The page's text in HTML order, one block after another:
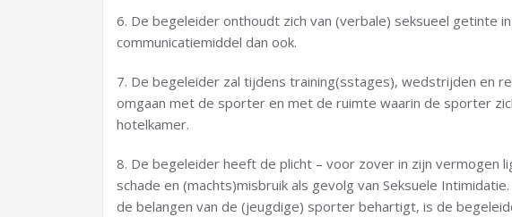
6. De begeleider onthoudt zich van (verbale) seksueel getinte
communicatiemiddel dan ook.
7. De begeleider zal tijdens training(sstages), wedstrijden en
omgaan met de sporter en met de ruimte waarin de sporter
hotelkamer.
8. De begeleider heeft de plicht – voor zover in zijn vermogen
schade en (machts)misbruik als gevolg van Seksuele
de belangen van de (jeugdige) sporter behartigt, is de